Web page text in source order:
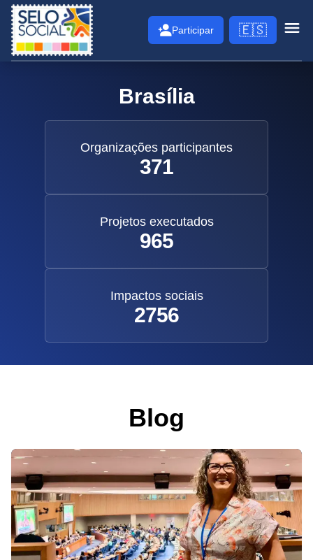
Selo Social
Participar 🇪🇸
Brasília
Organizações participantes
371
Projetos executados
965
Impactos sociais
2756
Blog